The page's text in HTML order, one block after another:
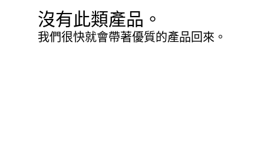
沒有此類產品。
我們很快就會帶著優質的產品回來。